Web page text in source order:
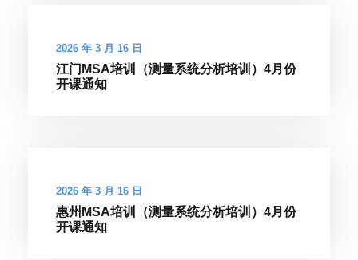
2026 年 3 月 16 日
江门MSA培训（测量系统分析培训）4月份
开课通知
2026 年 3 月 16 日
惠州MSA培训（测量系统分析培训）4月份
开课通知